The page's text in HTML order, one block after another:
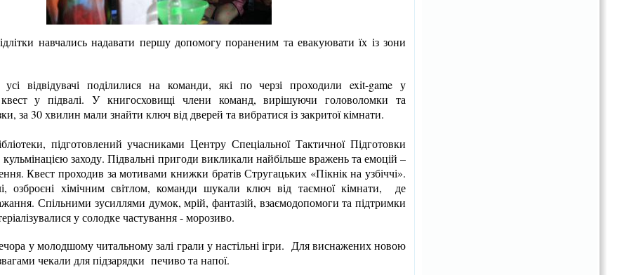
навчались надавати першу допомогу пораненим та евакуювати їх із зони
відвідувачі поділилися на команди, які по черзі проходили exit-game у
у підвалі. У книгосховищі члени команд, вирішуючи головоломки та
за 30 хвилин мали знайти ключ від дверей та вибратися із закритої кімнати.
підготовлений учасниками Центру Спеціальної Тактичної Підготовки
заходу. Підвальні пригоди викликали найбільше вражень та емоцій –
Квест проходив за мотивами книжки братів Стругацьких «Пікнік на узбіччі».
озброєні хімічним світлом, команди шукали ключ від таємної кімнати, де
Спільними зусиллями думок, мрій, фантазій, взаємодопомоги та підтримки
у солодке частування - морозиво.
у молодшому читальному залі грали у настільні ігри. Для виснажених новою
чекали для підзарядки печиво та напої.